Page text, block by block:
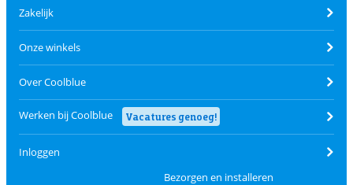
Zakelijk
Onze winkels
Over Coolblue
Werken bij Coolblue Vacatures genoeg!
Inloggen
Bezorgen en installeren